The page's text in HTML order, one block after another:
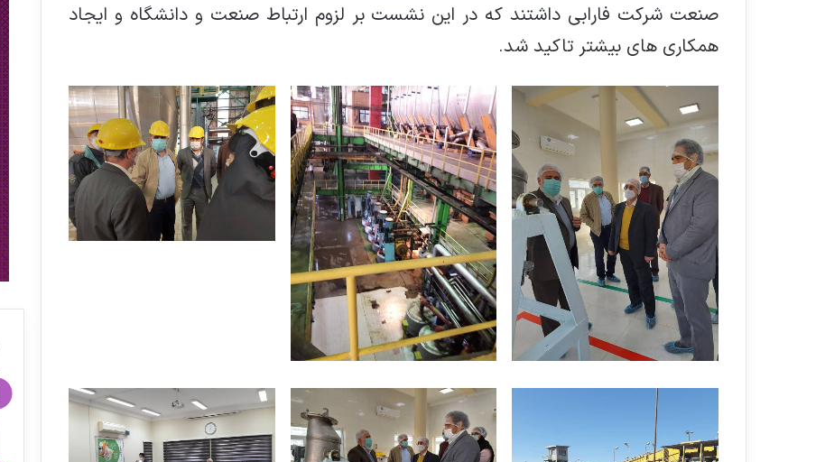
صنعت شرکت فارابی داشتند که در این نشست بر لزوم ارتباط صنعت و دانشگاه و ایجاد
همکاری های بیشتر تاکید شد.